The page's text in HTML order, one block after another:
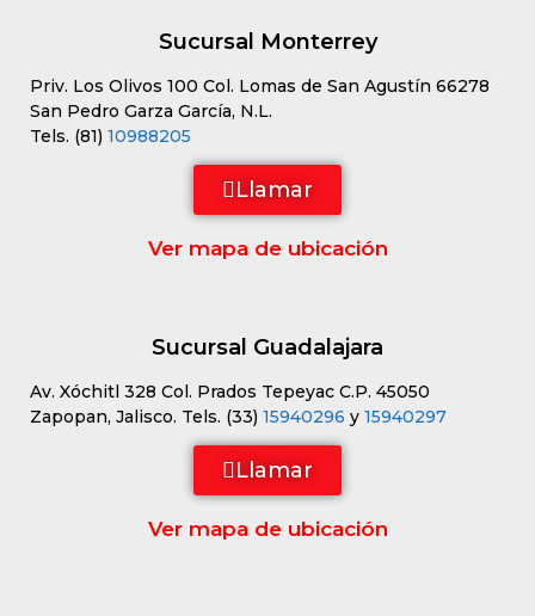
Sucursal Monterrey
Priv. Los Olivos 100 Col. Lomas de San Agustín 66278
San Pedro Garza García, N.L.
Tels. (81) 10988205
Llamar
Ver mapa de ubicación
Sucursal Guadalajara
Av. Xóchitl 328 Col. Prados Tepeyac C.P. 45050
Zapopan, Jalisco. Tels. (33) 15940296 y 15940297
Llamar
Ver mapa de ubicación